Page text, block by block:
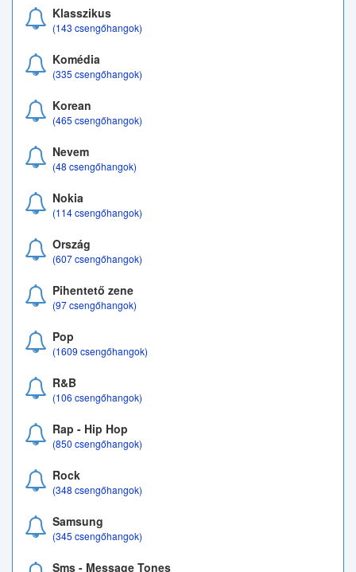
Klasszikus
(143 csengőhangok)
Komédia
(335 csengőhangok)
Korean
(465 csengőhangok)
Nevem
(48 csengőhangok)
Nokia
(114 csengőhangok)
Ország
(607 csengőhangok)
Pihentető zene
(97 csengőhangok)
Pop
(1609 csengőhangok)
R&B
(106 csengőhangok)
Rap - Hip Hop
(850 csengőhangok)
Rock
(348 csengőhangok)
Samsung
(345 csengőhangok)
Sms - Message Tones